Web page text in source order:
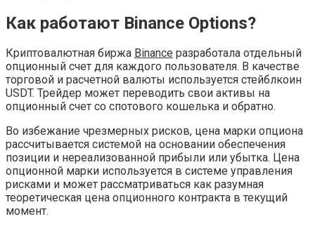
Как работают Binance Options?
Криптовалютная биржа Binance разработала отдельный
опционный счет для каждого пользователя. В качестве
торговой и расчетной валюты используется стейблкоин
USDT. Трейдер может переводить свои активы на
опционный счет со спотового кошелька и обратно.
Во избежание чрезмерных рисков, цена марки опциона
рассчитывается системой на основании обеспечения
позиции и нереализованной прибыли или убытка. Цена
опционной марки используется в системе управления
рисками и может рассматриваться как разумная
теоретическая цена опционного контракта в текущий
момент.